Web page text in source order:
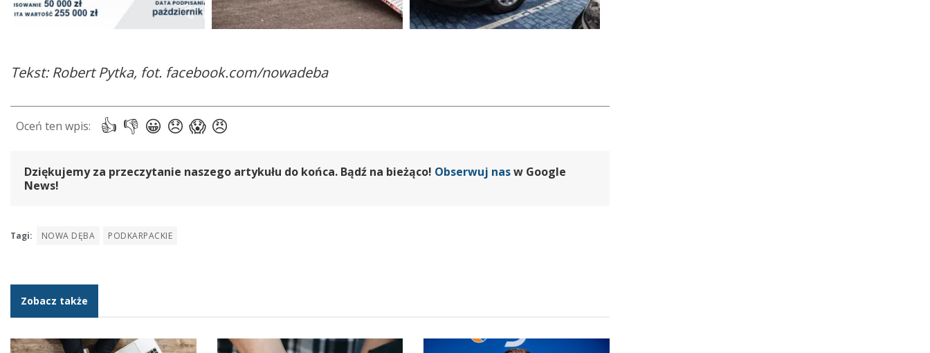
Tekst: Robert Pytka, fot. facebook.com/nowadeba
Dziękujemy za przeczytanie naszego artykułu do końca. Bądź na bieżąco! Obserwuj nasw Google
News!
Tagi: NOWA DĘBA PODKARPACKIE
Zobacz także